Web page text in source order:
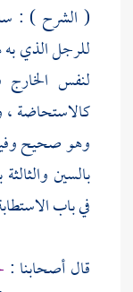
( الشرح ) :
للرجل الذي
لنفس الخارج
كالاستحاضة ،
وهو صحيح
بالسين
في باب
قال أصحابنا :